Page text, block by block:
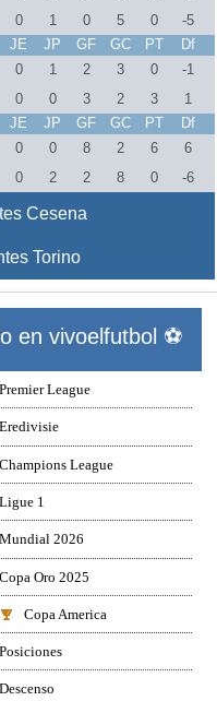
0 1 0 5 0
-5
JE JP GF GC PT
Df
0 1 2 3 0
-1
0 0 3 2 3
1
JE JP GF GC PT
Df
0 0 8 2 6
6
0 2 2 8 0 -6
Cesena
Torino
en vivoelfutbol ⚽
Premier League
Eredivisie
Champions League
Ligue 1
Mundial 2026
Copa Oro 2025
Copa America
Posiciones
Descenso